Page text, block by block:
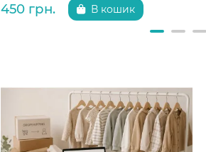
450 грн. В кошик